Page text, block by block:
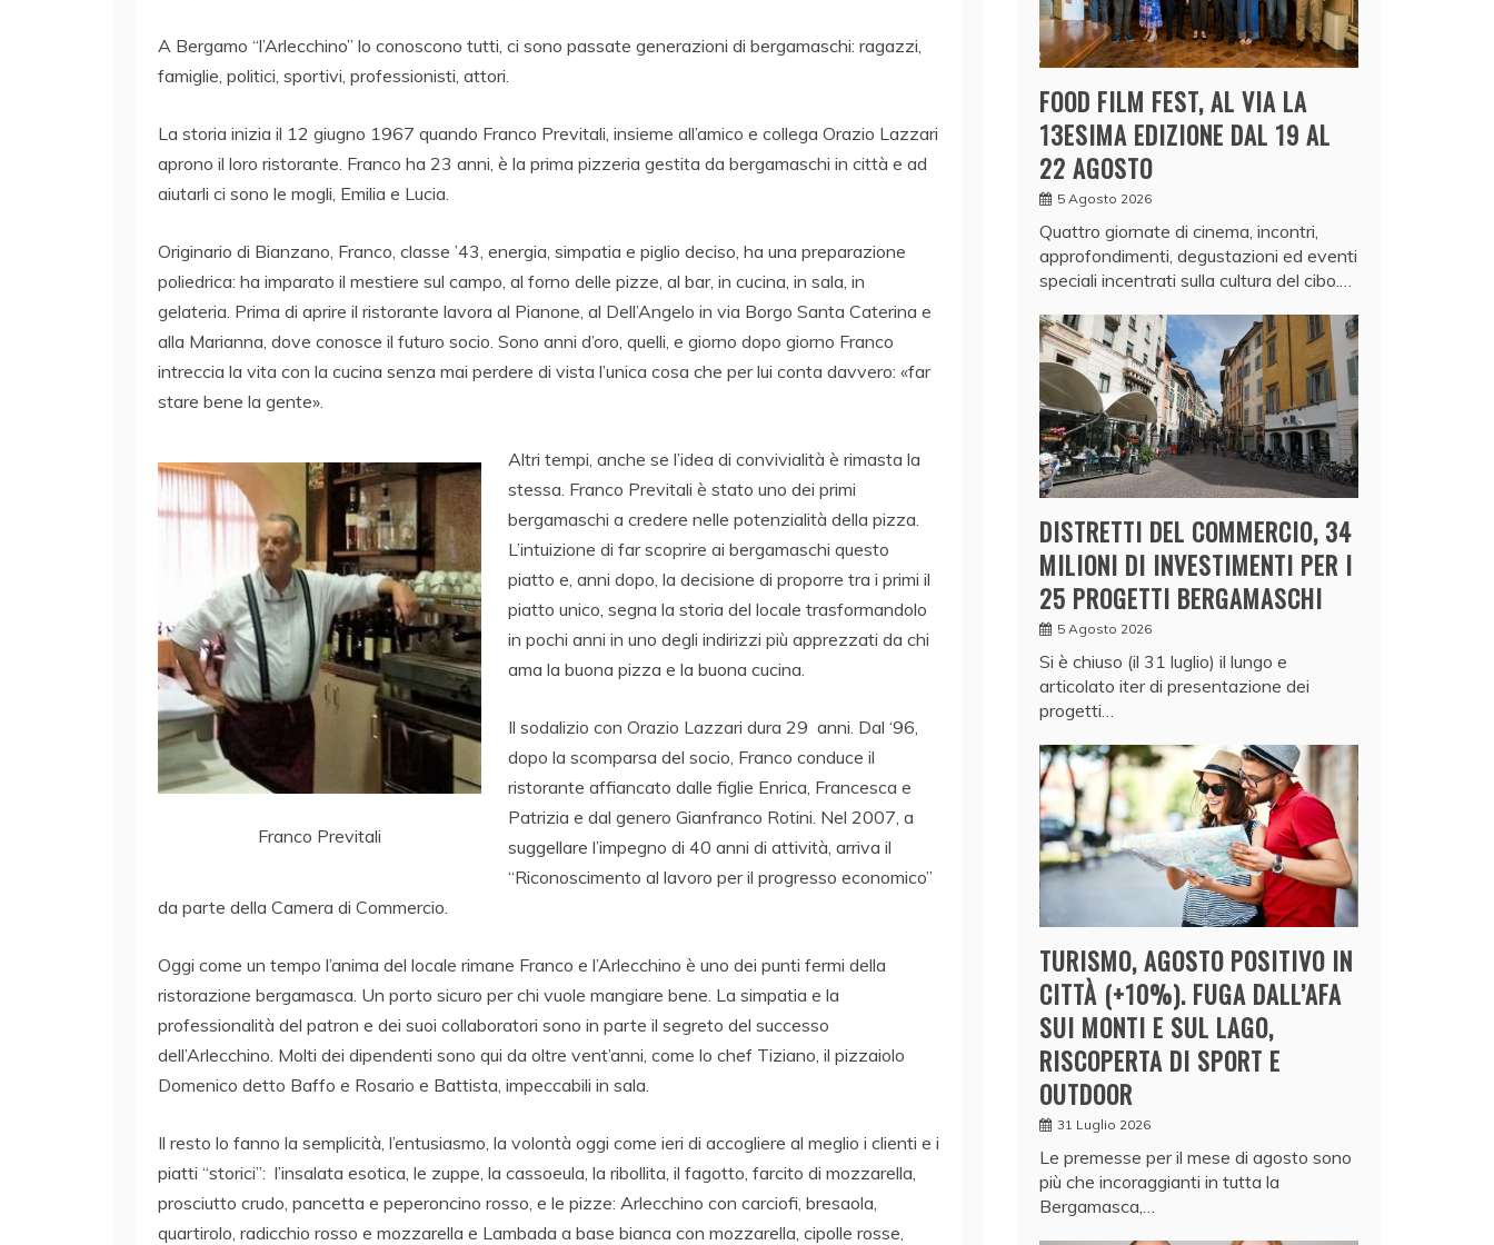
A Bergamo “l’Arlecchino” lo conoscono tutti, ci sono passate generazioni di bergamaschi: ragazzi,
famiglie, politici, sportivi, professionisti, attori.
La storia inizia il 12 giugno 1967 quando Franco Previtali, insieme all’amico e collega Orazio Lazzari
aprono il loro ristorante. Franco ha 23 anni, è la prima pizzeria gestita da bergamaschi in città e ad
aiutarli ci sono le mogli, Emilia e Lucia.
Originario di Bianzano, Franco, classe ’43, energia, simpatia e piglio deciso, ha una preparazione
poliedrica: ha imparato il mestiere sul campo, al forno delle pizze, al bar, in cucina, in sala, in
gelateria. Prima di aprire il ristorante lavora al Pianone, al Dell’Angelo in via Borgo Santa Caterina e
alla Marianna, dove conosce il futuro socio. Sono anni d’oro, quelli, e giorno dopo giorno Franco
intreccia la vita con la cucina senza mai perdere di vista l’unica cosa che per lui conta davvero: «far
stare bene la gente».
Franco Previtali
Altri tempi, anche se l’idea di convivialità è rimasta la
stessa. Franco Previtali è stato uno dei primi
bergamaschi a credere nelle potenzialità della pizza.
L’intuizione di far scoprire ai bergamaschi questo
piatto e, anni dopo, la decisione di proporre tra i primi il
piatto unico, segna la storia del locale trasformandolo
in pochi anni in uno degli indirizzi più apprezzati da chi
ama la buona pizza e la buona cucina.
Il sodalizio con Orazio Lazzari dura 29 anni. Dal ‘96,
dopo la scomparsa del socio, Franco conduce il
ristorante affiancato dalle figlie Enrica, Francesca e
Patrizia e dal genero Gianfranco Rotini. Nel 2007, a
suggellare l’impegno di 40 anni di attività, arriva il
“Riconoscimento al lavoro per il progresso economico”
da parte della Camera di Commercio.
Oggi come un tempo l’anima del locale rimane Franco e l’Arlecchino è uno dei punti fermi della
ristorazione bergamasca. Un porto sicuro per chi vuole mangiare bene. La simpatia e la
professionalità del patron e dei suoi collaboratori sono in parte il segreto del successo
dell’Arlecchino. Molti dei dipendenti sono qui da oltre vent’anni, come lo chef Tiziano, il pizzaiolo
Domenico detto Baffo e Rosario e Battista, impeccabili in sala.
Il resto lo fanno la semplicità, l’entusiasmo, la volontà oggi come ieri di accogliere al meglio i clienti e i
piatti “storici”: l’insalata esotica, le zuppe, la cassoeula, la ribollita, il fagotto, farcito di mozzarella,
prosciutto crudo, pancetta e peperoncino rosso, e le pizze: Arlecchino con carciofi, bresaola,
quartirolo, radicchio rosso e mozzarella e Lambada a base bianca con mozzarella, cipolle rosse,
FOOD FILM FEST, AL VIA LA
13ESIMA EDIZIONE DAL 19 AL
22 AGOSTO
5 Agosto 2026
Quattro giornate di cinema, incontri,
approfondimenti, degustazioni ed eventi
speciali incentrati sulla cultura del cibo.…
DISTRETTI DEL COMMERCIO, 34
MILIONI DI INVESTIMENTI PER I
25 PROGETTI BERGAMASCHI
5 Agosto 2026
Si è chiuso (il 31 luglio) il lungo e
articolato iter di presentazione dei
progetti…
TURISMO, AGOSTO POSITIVO IN
CITTÀ (+10%). FUGA DALL’AFA
SUI MONTI E SUL LAGO,
RISCOPERTA DI SPORT E
OUTDOOR
31 Luglio 2026
Le premesse per il mese di agosto sono
più che incoraggianti in tutta la
Bergamasca,…